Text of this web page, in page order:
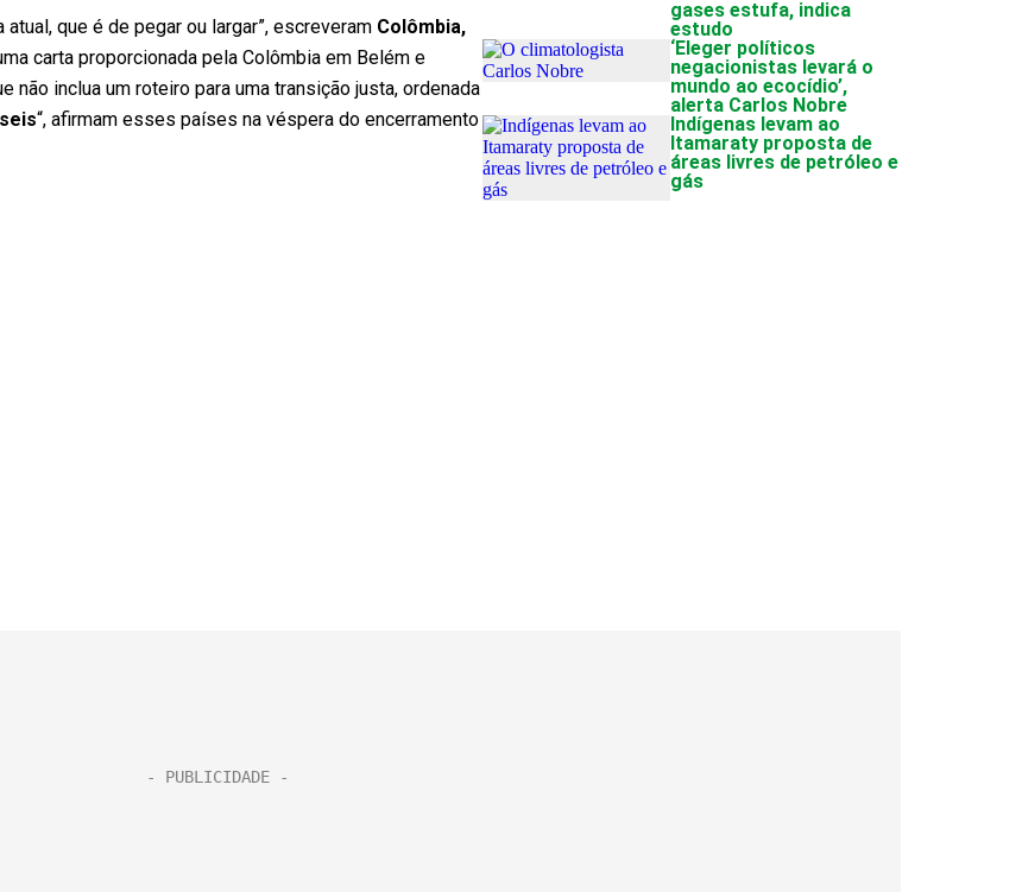
que é de pegar ou largar”, escreveram Colômbia,
carta proporcionada pela Colômbia em Belém e
não inclua um roteiro para uma transição justa, ordenada
“, afirmam esses países na véspera do encerramento